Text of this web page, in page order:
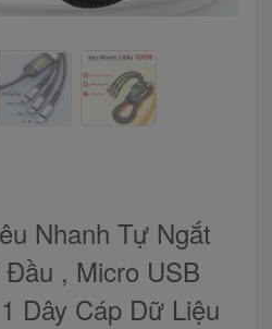
Nhanh Tự Ngắt
, Micro USB
Dây Cáp Dữ Liệu